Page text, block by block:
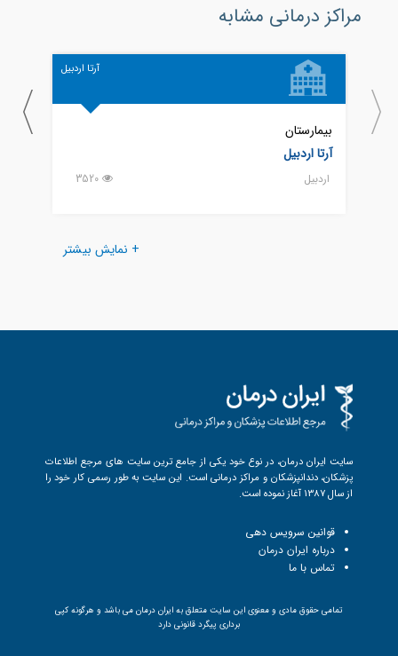
مراکز درمانی مشابه
آرتا اردبیل
بیمارستان
آرتا اردبیل
اردبيل 3520
+ نمایش بیشتر
سایت ایران درمان، در نوع خود یکی از جامع ترین سایت های مرجع اطلاعات
پزشکان، دندانپزشکان و مراکز درمانی است. این سایت به طور رسمی کار خود را
از سال 1387 آغاز نموده است.
قوانین سرویس دهی
درباره ایران درمان
تماس با ما
تمامی حقوق مادی و معنوی این سایت متعلق به ایران درمان می باشد و هرگونه کپی
برداری پیگرد قانونی دارد